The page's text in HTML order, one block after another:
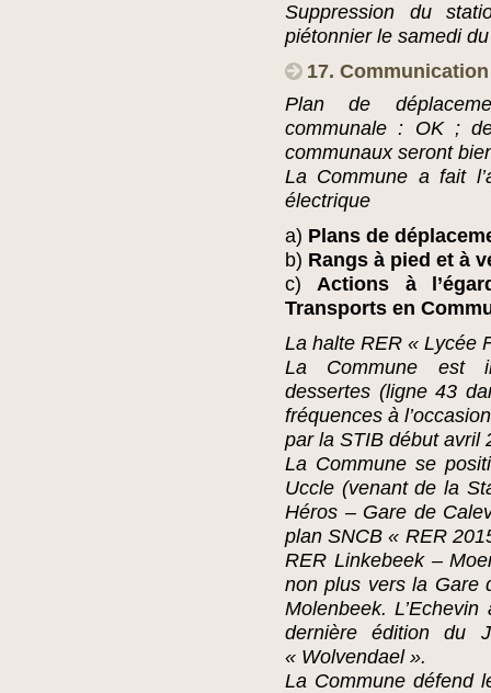
Suppression du
piétonnier le samedi
17.
Plan de
communale : OK ;
communaux seront
La Commune a fait
électrique
a) Plans de
b) Rangs à pied et à
c)Actions à
Transports en
La halte RER « Lycée
La Commune est
dessertes (ligne 43
fréquences à
par la STIB début avril
La Commune se
Uccle (venant de la
Héros – Gare de
plan SNCB « RER
RER Linkebeek –
non plus vers la Gare
Molenbeek.
dernière édition du
« Wolvendael ».
La Commune défend